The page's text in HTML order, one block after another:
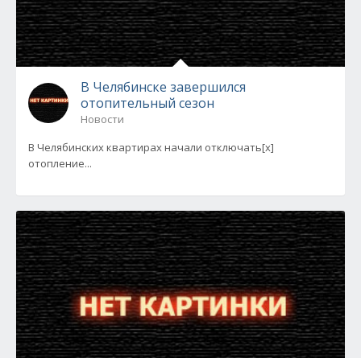
В Челябинске завершился
отопительный сезон
Новости
В Челябинских квартирах начали отключать[x]
отопление...